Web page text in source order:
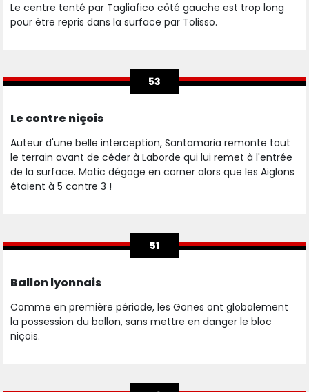
Le centre tenté par Tagliafico côté gauche est trop long
pour être repris dans la surface par Tolisso.
53
Le contre niçois
Auteur d'une belle interception, Santamaria remonte tout
le terrain avant de céder à Laborde qui lui remet à l'entrée
de la surface. Matic dégage en corner alors que les Aiglons
étaient à 5 contre 3 !
51
Ballon lyonnais
Comme en première période, les Gones ont globalement
la possession du ballon, sans mettre en danger le bloc
niçois.